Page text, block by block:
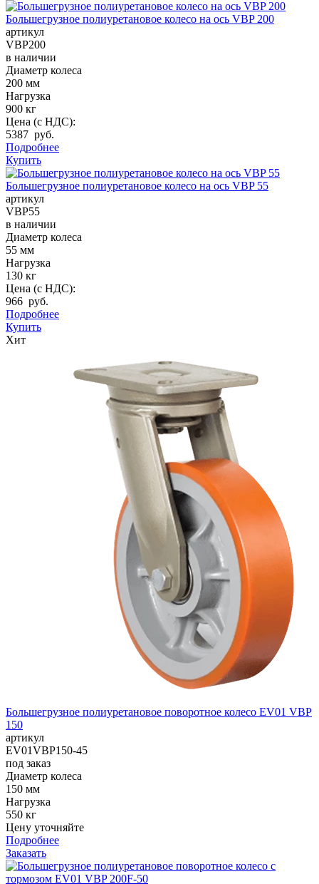
Большегрузное полиуретановое колесо на ось VBP 200
артикул
VBP200
в наличии
Диаметр колеса
200 мм
Нагрузка
900 кг
Цена (с НДС):
5387 руб.
Подробнее
Купить
Большегрузное полиуретановое колесо на ось VBP 55
артикул
VBP55
в наличии
Диаметр колеса
55 мм
Нагрузка
130 кг
Цена (с НДС):
966 руб.
Подробнее
Купить
Хит
Большегрузное полиуретановое поворотное колесо EV01 VBP
150
артикул
EV01VBP150-45
под заказ
Диаметр колеса
150 мм
Нагрузка
550 кг
Цену уточняйте
Подробнее
Заказать